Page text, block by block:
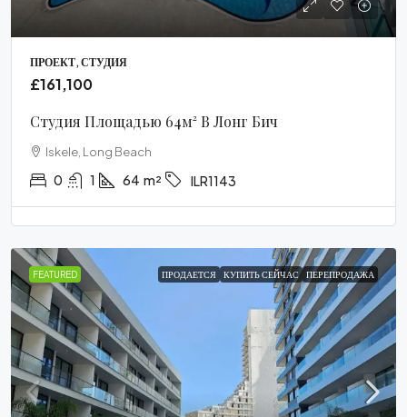
ПРОЕКТ, СТУДИЯ
£161,100
Студия Площадью 64м² В Лонг Бич
Iskele, Long Beach
0 1 64 m² ILR1143
FEATURED ПРОДАЕТСЯ КУПИТЬ СЕЙЧАС ПЕРЕПРОДАЖА